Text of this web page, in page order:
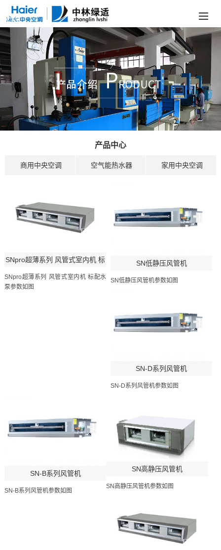
产品中心
商用中央空调 空气能热水器 家用中央空调
SNpro超薄系列 风管式室内机 标
配水泵
SNpro超薄系列 风管式室内机 标配水
泵参数如图
SN低静压风管机
SN低静压风管机参数如图
SN-D系列风管机
SN-D系列风管机参数如图
SN-B系列风管机
SN-B系列风管机参数如图
SN高静压风管机
SN高静压风管机参数如图